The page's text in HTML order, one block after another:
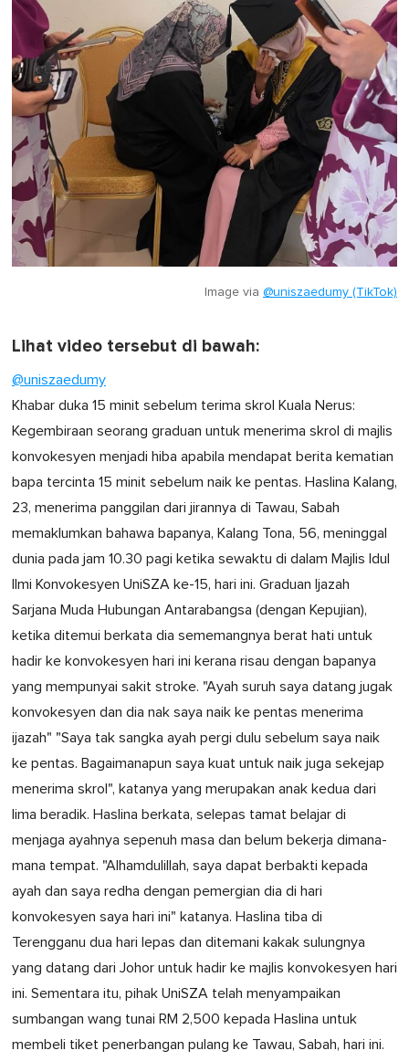
Image via @uniszaedumy (TikTok)
Lihat video tersebut di bawah:
@uniszaedumy
Khabar duka 15 minit sebelum terima skrol Kuala Nerus:
Kegembiraan seorang graduan untuk menerima skrol di majlis
konvokesyen menjadi hiba apabila mendapat berita kematian
bapa tercinta 15 minit sebelum naik ke pentas. Haslina Kalang,
23, menerima panggilan dari jirannya di Tawau, Sabah
memaklumkan bahawa bapanya, Kalang Tona, 56, meninggal
dunia pada jam 10.30 pagi ketika sewaktu di dalam Majlis Idul
Ilmi Konvokesyen UniSZA ke-15, hari ini. Graduan Ijazah
Sarjana Muda Hubungan Antarabangsa (dengan Kepujian),
ketika ditemui berkata dia sememangnya berat hati untuk
hadir ke konvokesyen hari ini kerana risau dengan bapanya
yang mempunyai sakit stroke. "Ayah suruh saya datang jugak
konvokesyen dan dia nak saya naik ke pentas menerima
ijazah" "Saya tak sangka ayah pergi dulu sebelum saya naik
ke pentas. Bagaimanapun saya kuat untuk naik juga sekejap
menerima skrol", katanya yang merupakan anak kedua dari
lima beradik. Haslina berkata, selepas tamat belajar di
menjaga ayahnya sepenuh masa dan belum bekerja dimana-
mana tempat. "Alhamdulillah, saya dapat berbakti kepada
ayah dan saya redha dengan pemergian dia di hari
konvokesyen saya hari ini" katanya. Haslina tiba di
Terengganu dua hari lepas dan ditemani kakak sulungnya
yang datang dari Johor untuk hadir ke majlis konvokesyen hari
ini. Sementara itu, pihak UniSZA telah menyampaikan
sumbangan wang tunai RM 2,500 kepada Haslina untuk
membeli tiket penerbangan pulang ke Tawau, Sabah, hari ini.